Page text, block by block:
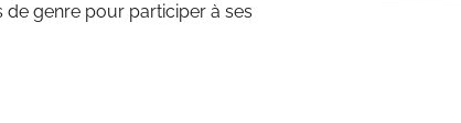
genre pour participer à ses